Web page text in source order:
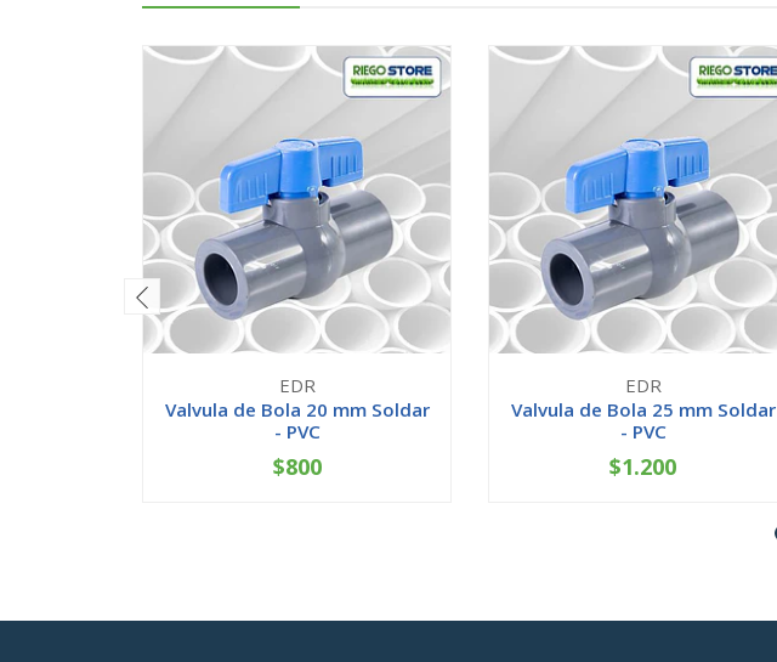
EDR
Valvula de Bola 20 mm Soldar
- PVC
+
$800
EDR
Valvula de Bola 25 mm Soldar
- PVC
+
$1.200